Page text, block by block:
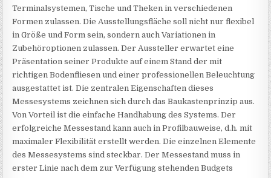
Terminalsystemen, Tische und Theken in verschiedenen
Formen zulassen. Die Ausstellungsfläche soll nicht nur flexibel
in Größe und Form sein, sondern auch Variationen in
Zubehöroptionen zulassen. Der Aussteller erwartet eine
Präsentation seiner Produkte auf einem Stand der mit
richtigen Bodenfliesen und einer professionellen Beleuchtung
ausgestattet ist. Die zentralen Eigenschaften dieses
Messesystems zeichnen sich durch das Baukastenprinzip aus.
Von Vorteil ist die einfache Handhabung des Systems. Der
erfolgreiche Messestand kann auch in Profilbauweise, d.h. mit
maximaler Flexibilität erstellt werden. Die einzelnen Elemente
des Messesystems sind steckbar. Der Messestand muss in
erster Linie nach dem zur Verfügung stehenden Budgets